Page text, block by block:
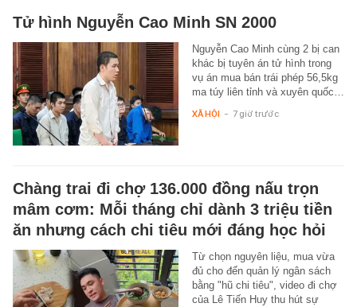
Tử hình Nguyễn Cao Minh SN 2000
Nguyễn Cao Minh cùng 2 bị can
khác bị tuyên án tử hình trong
vụ án mua bán trái phép 56,5kg
ma túy liên tỉnh và xuyên quốc…
XÃ HỘI - 7 giờ trước
Chàng trai đi chợ 136.000 đồng nấu trọn
mâm cơm: Mỗi tháng chỉ dành 3 triệu tiền
ăn nhưng cách chi tiêu mới đáng học hỏi
Từ chọn nguyên liệu, mua vừa
đủ cho đến quản lý ngân sách
bằng "hũ chi tiêu", video đi chợ
của Lê Tiến Huy thu hút sự